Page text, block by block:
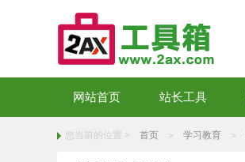
网站首页 站长工具
您当前的位置 > 首页 > 学习教育 >